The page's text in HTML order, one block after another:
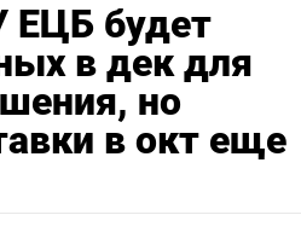
ЕЦБ будет
в дек для
но
в окт еще